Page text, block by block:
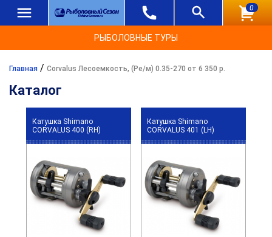
0
РЫБОЛОВНЫЕ ТУРЫ
Главная / Corvalus Лесоемкость, (Ре/м) 0.35-270 от 6 350 р.
Каталог
Катушка Shimano
CORVALUS 400 (RH)
Катушка Shimano
CORVALUS 401 (LH)